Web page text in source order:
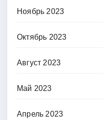
Ноябрь 2023
Октябрь 2023
Август 2023
Май 2023
Апрель 2023